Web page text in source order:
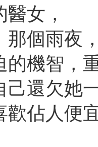
女，
那個雨夜
的機智，
己還欠她
歡佔人便